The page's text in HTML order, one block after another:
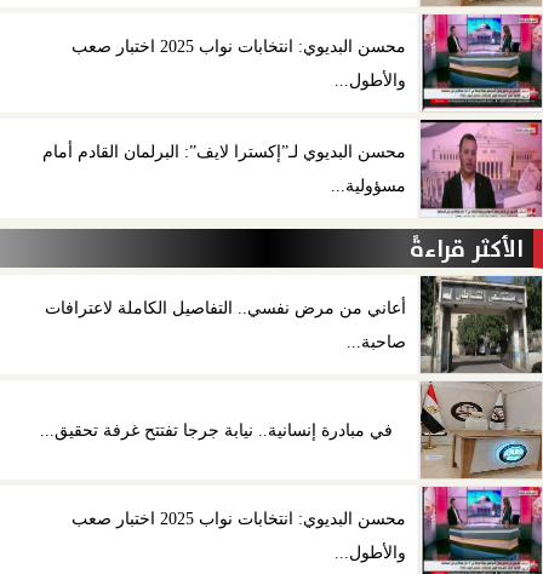
محسن البديوي: انتخابات نواب 2025 اختبار صعب
والأطول...
محسن البديوي لـ”إكسترا لايف”: البرلمان القادم أمام
مسؤولية...
الأكثر قراءةً
أعاني من مرض نفسي.. التفاصيل الكاملة لاعترافات
صاحبة...
في مبادرة إنسانية.. نيابة جرجا تفتتح غرفة تحقيق...
محسن البديوي: انتخابات نواب 2025 اختبار صعب
والأطول...